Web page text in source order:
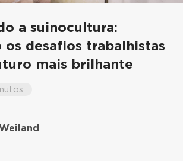
a suinocultura:
os desafios trabalhistas
mais brilhante